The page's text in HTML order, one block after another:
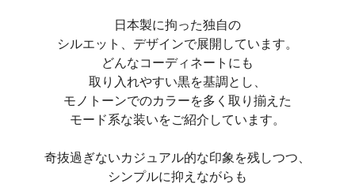
日本製に拘った独自の
シルエット、デザインで展開しています。
どんなコーディネートにも
取り入れやすい黒を基調とし、
モノトーンでのカラーを多く取り揃えた
モード系な装いをご紹介しています。
奇抜過ぎないカジュアル的な印象を残しつつ、
シンプルに抑えながらも